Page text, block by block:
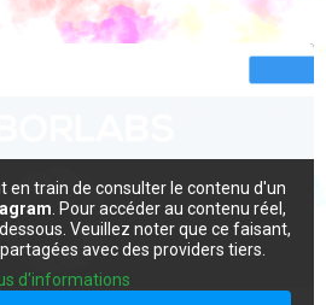
en train de consulter le contenu d'un
. Pour accéder au contenu réel,
Veuillez noter que ce faisant,
avec des providers tiers.
d'informations